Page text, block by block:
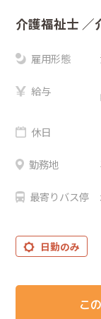
介護福祉士 ／
雇用形態
給与
休日
勤務地
最寄りバス停
日勤のみ
こ